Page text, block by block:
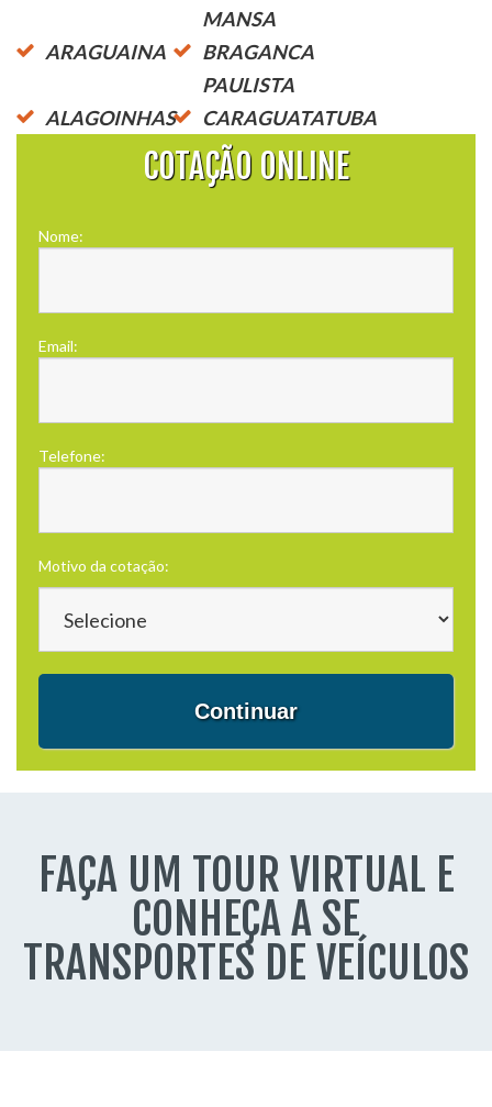
MANSA
ARAGUAINA
BRAGANCA
PAULISTA
ALAGOINHAS
CARAGUATATUBA
COTAÇÃO ONLINE
Nome:
Email:
Telefone:
Motivo da cotação:
Continuar
FAÇA UM TOUR VIRTUAL E
CONHEÇA A SE
TRANSPORTES DE VEÍCULOS